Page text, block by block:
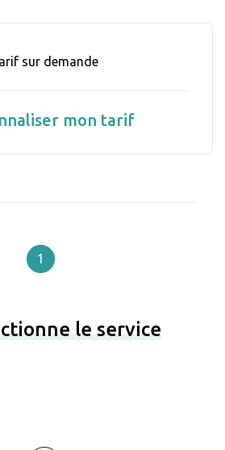
sur demande
mon tarif
1
le service